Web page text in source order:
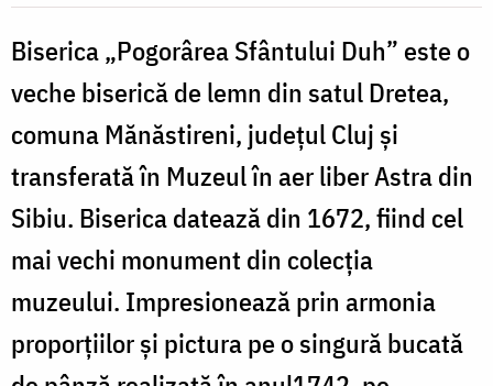
Biserica „Pogorârea Sfântului Duh” este o
veche biserică de lemn din satul Dretea,
comuna Mănăstireni, județul Cluj și
transferată în Muzeul în aer liber Astra din
Sibiu. Biserica datează din 1672, fiind cel
mai vechi monument din colecția
muzeului. Impresionează prin armonia
proporțiilor și pictura pe o singură bucată